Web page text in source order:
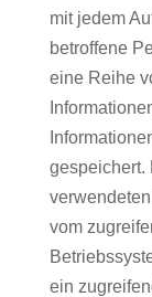
mit jedem
betroffene
eine Reihe
gespeichert.
vom
ein